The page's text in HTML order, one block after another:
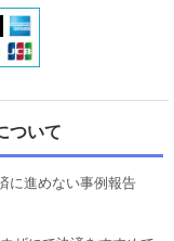
ついて
に進めない事例報告